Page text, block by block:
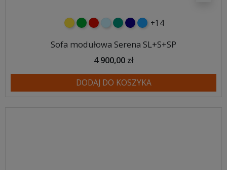
żółtyzielonyczerwony
błękitnyturkusowy
granatowy
niebieski
+14
Sofa modułowa Serena SL+S+SP
4 900,00 zł
DODAJ DO KOSZYKA